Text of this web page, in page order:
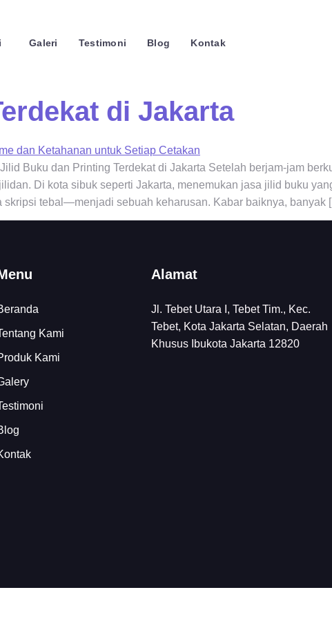
Galeri Testimoni Blog Kontak
di Jakarta
Buku dan Printing Terdekat di Jakarta Setelah berjam-jam
Di kota sibuk seperti Jakarta, menemukan jasa jilid buku
tebal—menjadi sebuah keharusan. Kabar baiknya, banyak
Kami
Kami
Alamat
Jl. Tebet Utara I, Tebet Tim., Kec.
Tebet, Kota Jakarta Selatan, Daerah
Khusus Ibukota Jakarta 12820